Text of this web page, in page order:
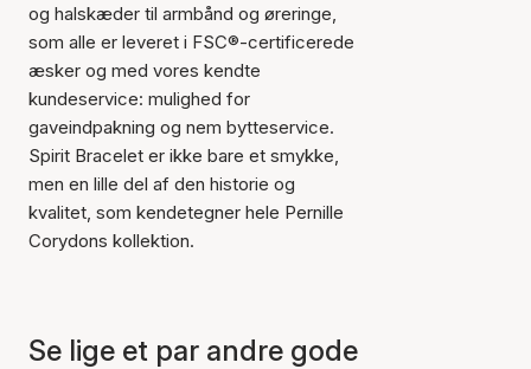
og halskæder til armbånd og øreringe,
som alle er leveret i FSC®-certificerede
æsker og med vores kendte
kundeservice: mulighed for
gaveindpakning og nem bytteservice.
Spirit Bracelet er ikke bare et smykke,
men en lille del af den historie og
kvalitet, som kendetegner hele Pernille
Corydons kollektion.
Se lige et par andre gode